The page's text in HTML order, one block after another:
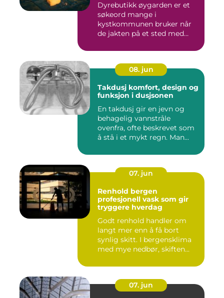
Dyrebutikk øygarden er et
søkeord mange i
kystkommunen bruker når
de jakten på et sted med
08. jun
Takdusj komfort, design og
funksjon i dusjsonen
En takdusj gir en jevn og
behagelig vannstråle
ovenfra, ofte beskrevet som
å stå i et mykt regn. Man...
07. jun
Renhold bergen
profesjonell vask som gir
tryggere hverdag
Godt renhold handler om
langt mer enn å få bort
synlig skitt. I bergensklima
med mye nedbør, skiften...
07. jun